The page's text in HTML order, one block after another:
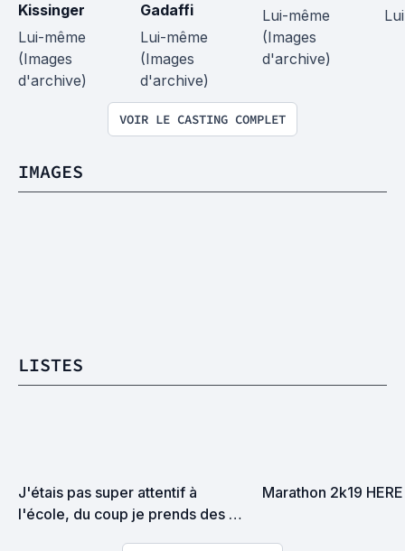
Kissinger
Lui-même
(Images
d'archive)
Gadaffi
Lui-même
(Images
d'archive)
Lui-même
(Images
d'archive)
VOIR LE CASTING COMPLET
IMAGES
LISTES
J'étais pas super attentif à
l'école, du coup je prends des
Marathon 2k19